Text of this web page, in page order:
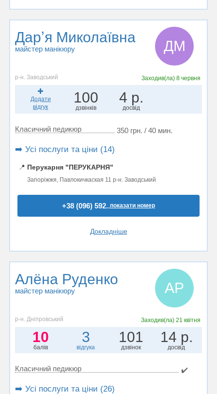
Дарʼя Миколаївна
майстер манікюру ДМ
р-н. Заводський Заходив(ла) 8 червня
Додати
відгук
100
дзвінків
4 р.
досвід
Класичний педикюр 350 грн. / 40 мин.
➡️ Усі послуги та ціни (14)
📍 Перукарня "ПЕРУКАРНЯ"
Запоріжжя, Павлокичкаская 11 р-н. Заводський
+38 (096) 592..показати номер
Докладніше
Алёна Руденко
майстер манікюру АР
р-н. Дніпровський Заходив(ла)21 квітня
10
балів
3
відгука
101
дзвінок
14 р.
досвід
Класичний педикюр ✔️
➡️ Усі послуги та ціни (26)